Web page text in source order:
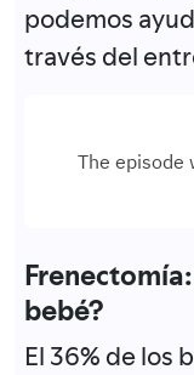
podemos
través del
bebé?
El 36% de los